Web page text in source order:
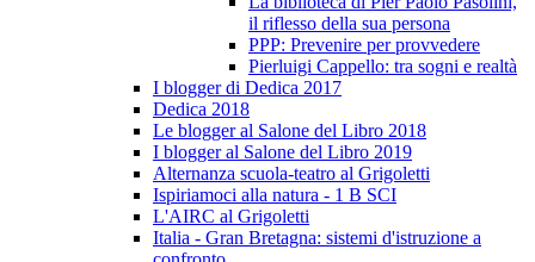
il riflesso della sua persona
PPP: Prevenire per provvedere
Pierluigi Cappello: tra sogni e realtà
I blogger di Dedica 2017
Dedica 2018
Le blogger al Salone del Libro 2018
I blogger al Salone del Libro 2019
Alternanza scuola-teatro al Grigoletti
Ispiriamoci alla natura - 1 B SCI
L'AIRC al Grigoletti
Italia - Gran Bretagna: sistemi d'istruzione a